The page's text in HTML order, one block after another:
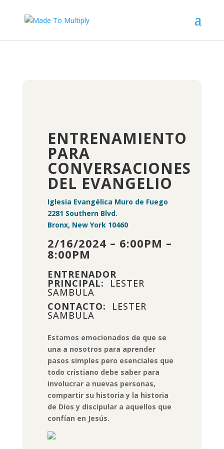
ENTRENAMIENTO
PARA
CONVERSACIONES
DEL EVANGELIO
Iglesia Evangélica Muro de Fuego
2281 Southern Blvd.
Bronx, New York 10460
2/16/2024 – 6:00PM –
8:00PM
ENTRENADOR
PRINCIPAL: LESTER
SAMBULA
CONTACTO:
LESTER
SAMBULA
Estamos emocionados de que se
una a nosotros para aprender
pasos simples pero esenciales que
todo cristiano debe saber para
involucrar a nuevas personas,
compartir su historia y la historia
de Dios y discipular a aquellos que
confían en Jesús.